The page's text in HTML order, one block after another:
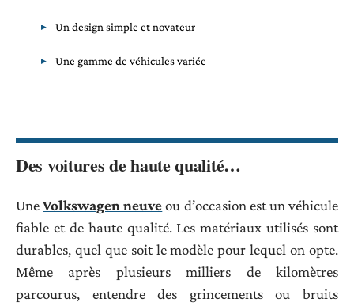
Un design simple et novateur
Une gamme de véhicules variée
Des voitures de haute qualité…
UneVolkswagen neuveou d’occasion est un véhicule
fiable et de haute qualité. Les matériaux utilisés sont
durables, quel que soit le modèle pour lequel on opte.
Même après plusieurs milliers de kilomètres
parcourus, entendre des grincements ou bruits